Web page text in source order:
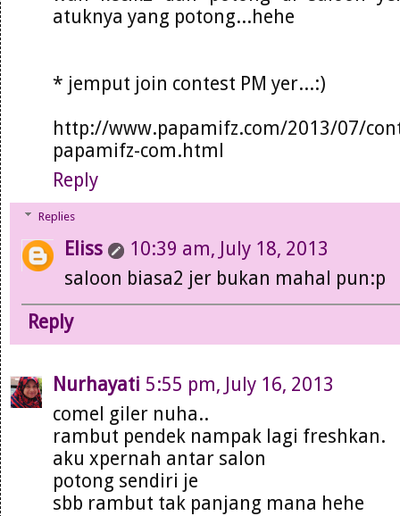
atuknya yang potong...hehe
* jemput join contest PM yer...:)
http://www.papamifz.com/2013/07/
papamifz-com.html
Reply
Replies
Eliss
10:39 am, July 18, 2013
saloon biasa2 jer bukan mahal pun:p
Reply
Nurhayati 5:55 pm, July 16, 2013
comel giler nuha..
rambut pendek nampak lagi freshkan.
aku xpernah antar salon
potong sendiri je
sbb rambut tak panjang mana hehe